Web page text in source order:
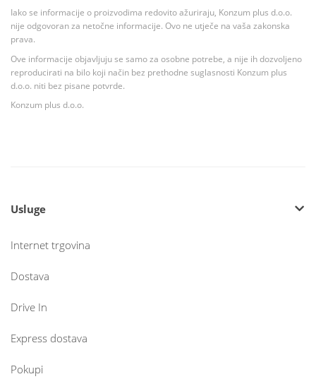
Iako se informacije o proizvodima redovito ažuriraju, Konzum plus d.o.o.
nije odgovoran za netočne informacije. Ovo ne utječe na vaša zakonska
prava.
Ove informacije objavljuju se samo za osobne potrebe, a nije ih dozvoljeno
reproducirati na bilo koji način bez prethodne suglasnosti Konzum plus
d.o.o. niti bez pisane potvrde.
Konzum plus d.o.o.
Usluge
Internet trgovina
Dostava
Drive In
Express dostava
Pokupi